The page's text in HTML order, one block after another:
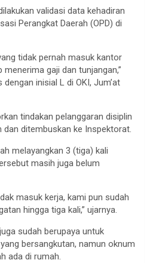
validasi data kehadiran
Perangkat Daerah (OPD) di
tidak pernah masuk kantor
gaji dan tunjangan,”
inisial L di OKI, Jum’at
tindakan pelanggaran disiplin
dan ditembuskan ke Inspektorat.
melayangkan 3 (tiga) kali
masih juga belum
masuk kerja, kami pun sudah
hingga tiga kali,” ujarnya.
sudah berupaya untuk
bersangkutan, namun oknum
ada di rumah.